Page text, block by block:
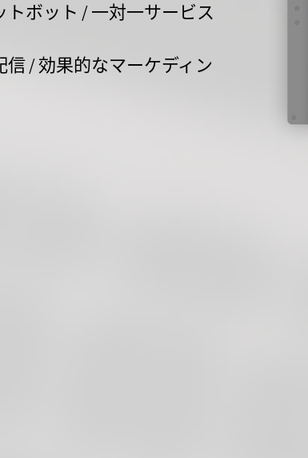
ボット / 一対一サービス
/ 効果的なマーケディン